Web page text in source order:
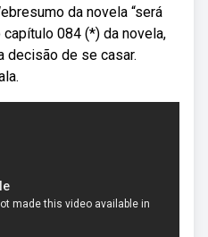
da novela “será
084 (*) da novela,
decisão de se casar.